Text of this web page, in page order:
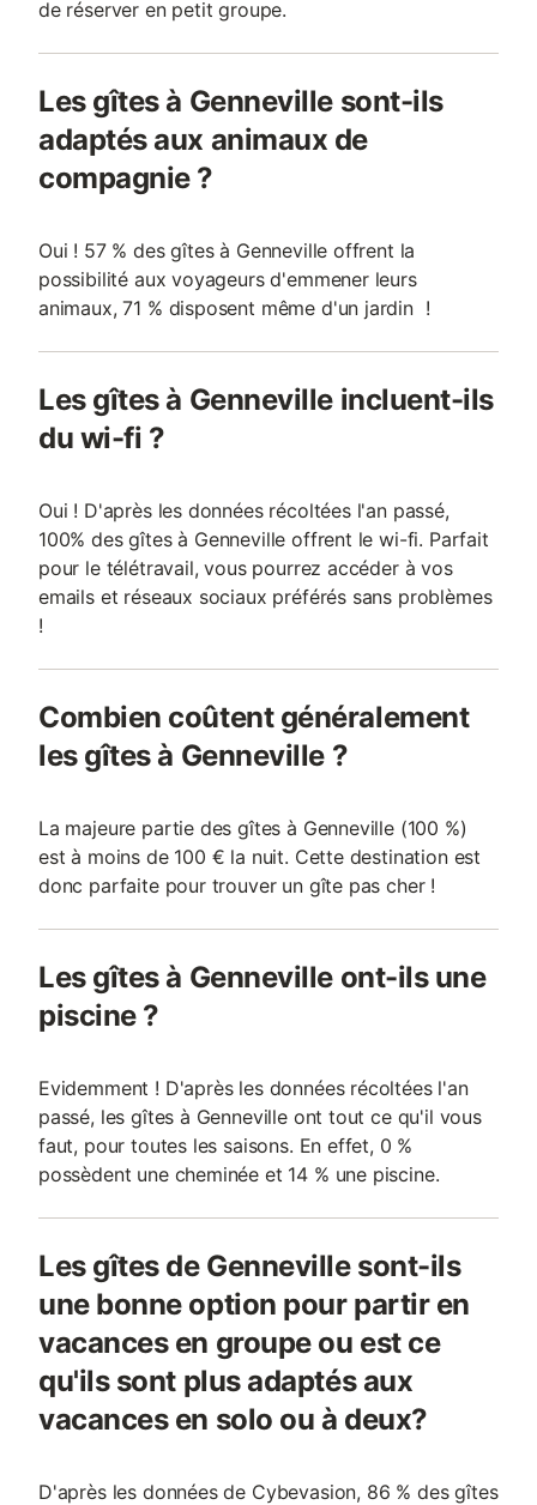
de réserver en petit groupe.
Les gîtes à Genneville sont-ils
adaptés aux animaux de
compagnie ?
Oui ! 57 % des gîtes à Genneville offrent la
possibilité aux voyageurs d'emmener leurs
animaux, 71 % disposent même d'un jardin !
Les gîtes à Genneville incluent-ils
du wi-fi ?
Oui ! D'après les données récoltées l'an passé,
100% des gîtes à Genneville offrent le wi-fi. Parfait
pour le télétravail, vous pourrez accéder à vos
emails et réseaux sociaux préférés sans problèmes
!
Combien coûtent généralement
les gîtes à Genneville ?
La majeure partie des gîtes à Genneville (100 %)
est à moins de 100 € la nuit. Cette destination est
donc parfaite pour trouver un gîte pas cher !
Les gîtes à Genneville ont-ils une
piscine ?
Evidemment ! D'après les données récoltées l'an
passé, les gîtes à Genneville ont tout ce qu'il vous
faut, pour toutes les saisons. En effet, 0 %
possèdent une cheminée et 14 % une piscine.
Les gîtes de Genneville sont-ils
une bonne option pour partir en
vacances en groupe ou est ce
qu'ils sont plus adaptés aux
vacances en solo ou à deux?
D'après les données de Cybevasion, 86 % des gîtes